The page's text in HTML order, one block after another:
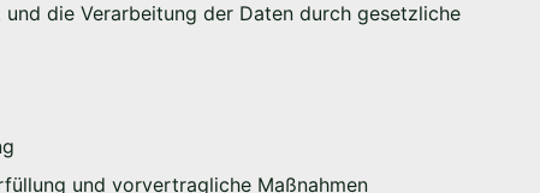
die Verarbeitung der Daten durch gesetzliche
und vorvertragliche Maßnahmen